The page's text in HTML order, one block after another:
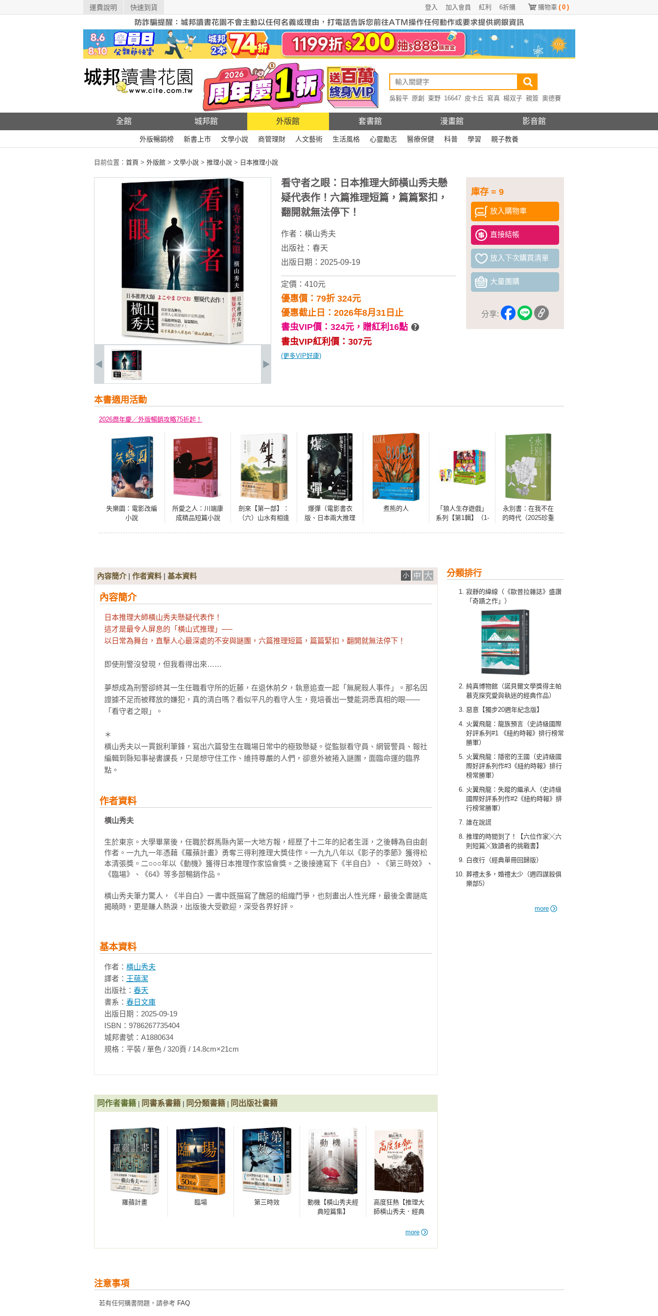
運費說明 快速到貨 購物車 ( 0 )
6折購
紅利
加入會員
登入
吳毅平 原創 東野 16647 皮卡丘 寫真 楊双子 親簽 奧德賽
全館 城邦館 外版館 套書館 漫畫館 影音館
外版暢銷榜 新書上市 文學小說 商管理財 人文藝術 生活風格 心靈勵志 醫療保健 科普 學習 親子教養
目前位置： 首頁 > 外版館 > 文學小說 > 推理小說 > 日本推理小說
庫存 = 9
放入購物車
直接結帳
放入下次購買清單
大量團購
分享:
看守者之眼：日本推理大師橫山秀夫懸
疑代表作！六篇推理短篇，篇篇緊扣，
翻開就無法停下！
作者： 橫山秀夫
出版社： 春天
出版日期：2025-09-19
定價：410元
優惠價：79折 324元
優惠截止日：2026年8月31日止
書虫VIP價：324元， 贈紅利16點
書虫VIP紅利價：307元
(更多VIP好康)
本書適用活動
2026周年慶／外版暢銷攻略75折起！
失樂園：電影改編
小說
所愛之人：川端康
成精品短篇小說
劍來【第一部】：
（六）山水有相逢
爆彈（電影書衣
版、日本兩大推理
煮熊的人
「狼人生存遊戲」
系列【第1輯】（1-
永別書：在我不在
的時代（2025珍重
分類排行
寂靜的緯線（《歐普拉雜誌》盛讚
「奇蹟之作」）
純真博物館（諾貝爾文學獎得主帕
慕克探究愛與執迷的經典作品）
惡意【獨步20週年紀念版】
火翼飛龍：龍族預言（史詩級國際
好評系列#1 《紐約時報》排行榜常
勝軍）
火翼飛龍：隱密的王國（史詩級國
際好評系列作#3《紐約時報》排行
榜常勝軍）
火翼飛龍：失蹤的繼承人（史詩級
國際好評系列作#2《紐約時報》排
行榜常勝軍）
誰在說謊
推理的時間到了！【六位作家╳六
則短篇╳致讀者的挑戰書】
白夜行（經典單冊回歸版）
葬禮太多，婚禮太少（週四謀殺俱
樂部5）
more
內容簡介| 作者資料 | 基本資料
內容簡介
日本推理大師橫山秀夫懸疑代表作！
這才是最令人屏息的「橫山式推理」──
以日常為舞台，直擊人心最深處的不安與謎團，六篇推理短篇，篇篇緊扣，翻開就無法停下！
即使刑警沒發現，但我看得出來……
夢想成為刑警卻終其一生任職看守所的近藤，在退休前夕，執意追查一起「無屍殺人事件」。那名因
證據不足而被釋放的嫌犯，真的清白嗎？看似平凡的看守人生，竟培養出一雙能洞悉真相的眼——
「看守者之眼」。
＊
橫山秀夫以一貫銳利筆鋒，寫出六篇發生在職場日常中的極致懸疑。從監獄看守員、網管警員、報社
編輯到縣知事祕書課長，只是想守住工作、維持尊嚴的人們，卻意外被捲入謎團，面臨命運的臨界
點。
作者資料
橫山秀夫
生於東京。大學畢業後，任職於群馬縣內第一大地方報，經歷了十二年的記者生涯，之後轉為自由創
作者。一九九一年憑藉《羅蘋計畫》勇奪三得利推理大獎佳作。一九九八年以《影子的季節》獲得松
本清張獎。二○○○年以《動機》獲得日本推理作家協會獎。之後接連寫下《半自白》、《第三時效》、
《臨場》、《64》等多部暢銷作品。
橫山秀夫筆力驚人，《半自白》一書中既描寫了醜惡的組織鬥爭，也刻畫出人性光輝，最後全書謎底
揭曉時，更是賺人熱淚，出版後大受歡迎，深受各界好評。
基本資料
作者： 橫山秀夫
譯者： 王蘊潔
出版社： 春天
書系： 春日文庫
出版日期：2025-09-19
ISBN：9786267735404
城邦書號：A1880634
規格：平裝 / 單色 / 320頁 / 14.8cm×21cm
同作者書籍 同書系書籍 同分類書籍 同出版社書籍
羅蘋計畫 臨場 第三時效
動機【橫山秀夫經
典短篇集】
高度狂熱【推理大
師橫山秀夫．經典
more
注意事項
若有任何購書問題，請參考 FAQ